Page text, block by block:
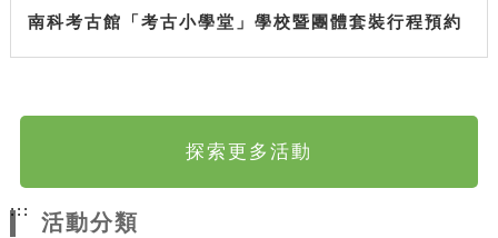
南科考古館「考古小學堂」學校暨團體套裝行程預約
探索更多活動
:::
活動分類